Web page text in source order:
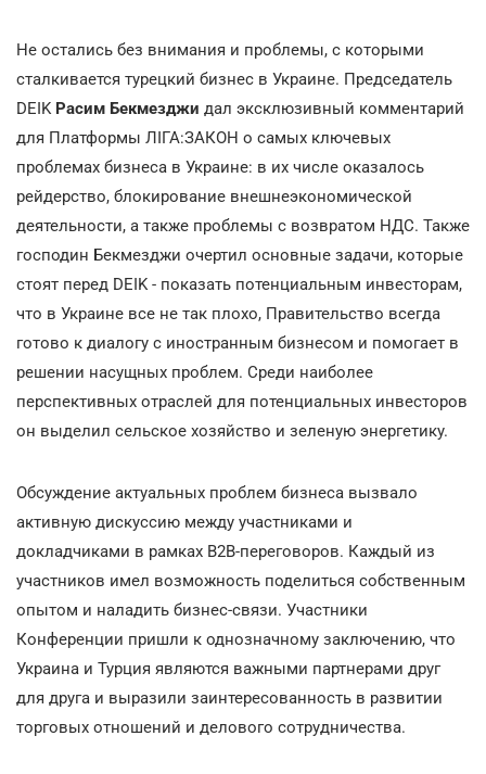
Не остались без внимания и проблемы, с которыми
сталкивается турецкий бизнес в Украине. Председатель
DEIK Расим Бекмезджи дал эксклюзивный комментарий
для Платформы ЛІГА:ЗАКОН о самых ключевых
проблемах бизнеса в Украине: в их числе оказалось
рейдерство, блокирование внешнеэкономической
деятельности, а также проблемы с возвратом НДС. Также
господин Бекмезджи очертил основные задачи, которые
стоят перед DEIK - показать потенциальным инвесторам,
что в Украине все не так плохо, Правительство всегда
готово к диалогу с иностранным бизнесом и помогает в
решении насущных проблем. Среди наиболее
перспективных отраслей для потенциальных инвесторов
он выделил сельское хозяйство и зеленую энергетику.
Обсуждение актуальных проблем бизнеса вызвало
активную дискуссию между участниками и
докладчиками в рамках B2B-переговоров. Каждый из
участников имел возможность поделиться собственным
опытом и наладить бизнес-связи. Участники
Конференции пришли к однозначному заключению, что
Украина и Турция являются важными партнерами друг
для друга и выразили заинтересованность в развитии
торговых отношений и делового сотрудничества.